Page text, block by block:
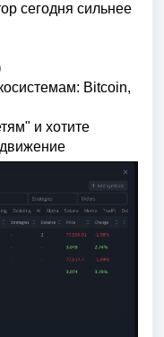
сегодня сильнее
Bitcoin,
и хотите
движение